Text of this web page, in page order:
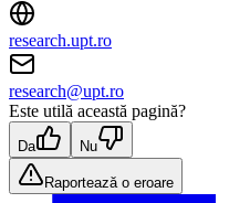
research.upt.ro
research@upt.ro
Este utilă această pagină?
Da Nu
Raportează o eroare